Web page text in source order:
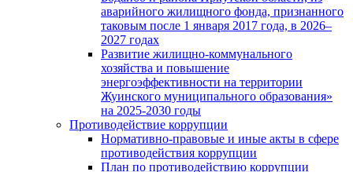
аварийного жилищного фонда, признанного
таковым после 1 января 2017 года, в 2026–
2027 годах
Развитие жилищно-коммунального
хозяйства и повышение
энергоэффективности на территории
Жуинского муниципального образования»
на 2025-2030 годы
Противодействие коррупции
Нормативно-правовые и иные акты в сфере
противодействия коррупции
План по противодействию коррупции